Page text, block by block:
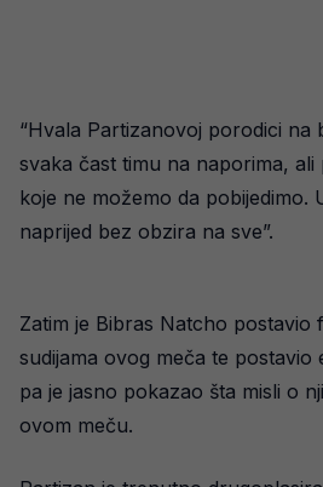
“Hvala Partizanovoj porodici na
svaka čast timu na naporima, ali
koje ne možemo da pobijedimo.
naprijed bez obzira na sve”.
Zatim je Bibras Natcho postavio
sudijama ovog meča te postavio
pa je jasno pokazao šta misli o
ovom meču.